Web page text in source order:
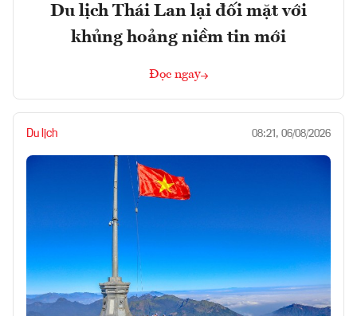
Du lịch Thái Lan lại đối mặt với
khủng hoảng niềm tin mới
Đọc ngay
Du lịch 08:21, 06/08/2026